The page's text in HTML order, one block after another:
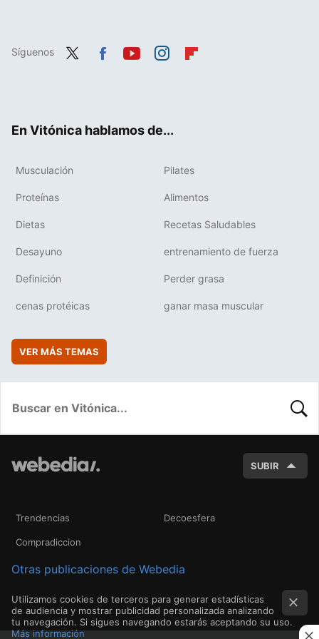
Síguenos
En Vitónica hablamos de...
Musculación Pilates
Proteínas Alimentos
Dietas Recetas Saludables
Desayuno entrenamiento de fuerza
Definición Perder grasa
cenas protéicas ganar masa muscular
VER MÁS TEMAS
SUBIR
Trendencias Decoesfera
Compradiccion
Otras publicaciones de Webedia
Utilizamos cookies de terceros para generar estadísticas
de audiencia y mostrar publicidad personalizada analizando
tu navegación. Si sigues navegando estarás aceptando su uso.
Más información